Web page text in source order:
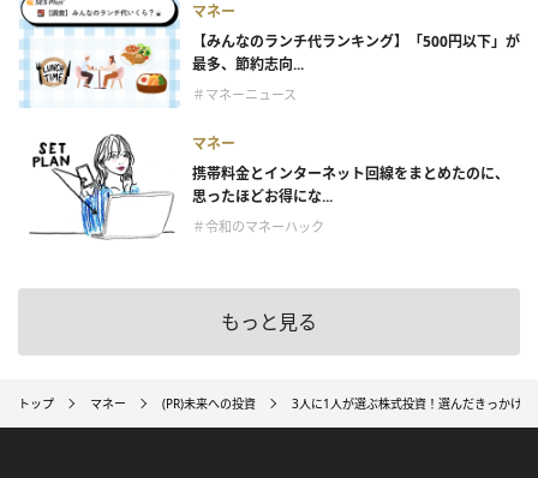
マネー
【みんなのランチ代ランキング】「500円以下」が
最多、節約志向...
＃マネーニュース
マネー
携帯料金とインターネット回線をまとめたのに、
思ったほどお得にな...
＃令和のマネーハック
もっと見る
トップ マネー (PR)未来への投資 3人に1人が選ぶ株式投資！選んだきっかけ